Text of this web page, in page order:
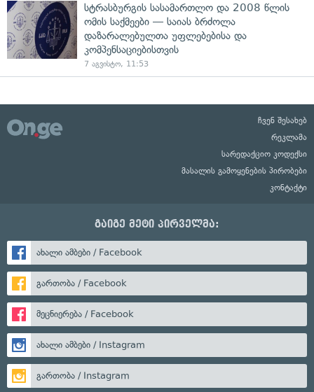
სტრასბურგის სასამართლო და 2008 წლის
ომის საქმეები — საიას ბრძოლა
დაზარალებულთა უფლებებისა და
კომპენსაციებისთვის
7 აგვისტო, 11:53
ჩვენ შესახებ
რეკლამა
სარედაქციო კოდექსი
მასალის გამოყენების პირობები
კონტაქტი
გაიგე მეტი პირველმა:
ახალი ამბები / Facebook
გართობა / Facebook
მეცნიერება / Facebook
ახალი ამბები / Instagram
გართობა / Instagram